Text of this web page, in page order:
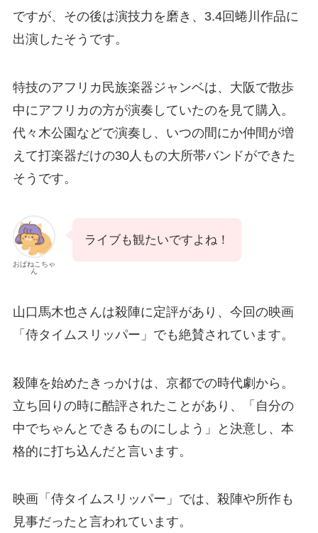
ですが、その後は演技力を磨き、3.4回蜷川作品に
出演したそうです。
特技のアフリカ民族楽器ジャンベは、大阪で散歩
中にアフリカの方が演奏していたのを見て購入。
代々木公園などで演奏し、いつの間にか仲間が増
えて打楽器だけの30人もの大所帯バンドができた
そうです。
おばねこちゃ
ん
ライブも観たいですよね！
山口馬木也さんは殺陣に定評があり、今回の映画
「侍タイムスリッパー」でも絶賛されています。
殺陣を始めたきっかけは、京都での時代劇から。
立ち回りの時に酷評されたことがあり、「自分の
中でちゃんとできるものにしよう」と決意し、本
格的に打ち込んだと言います。
映画「侍タイムスリッパー」では、殺陣や所作も
見事だったと言われています。